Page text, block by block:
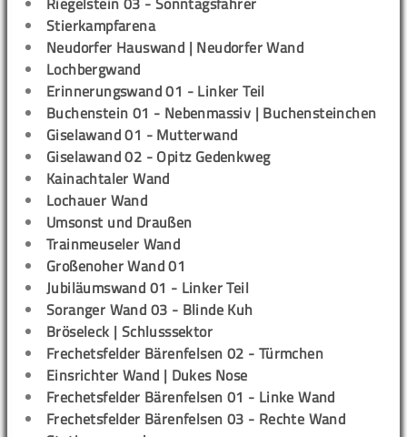
Stierkampfarena
Neudorfer Hauswand | Neudorfer Wand
Lochbergwand
Erinnerungswand 01 - Linker Teil
Buchenstein 01 - Nebenmassiv | Buchensteinchen
Giselawand 01 - Mutterwand
Giselawand 02 - Opitz Gedenkweg
Kainachtaler Wand
Lochauer Wand
Umsonst und Draußen
Trainmeuseler Wand
Großenoher Wand 01
Jubiläumswand 01 - Linker Teil
Soranger Wand 03 - Blinde Kuh
Bröseleck | Schlusssektor
Frechetsfelder Bärenfelsen 02 - Türmchen
Einsrichter Wand | Dukes Nose
Frechetsfelder Bärenfelsen 01 - Linke Wand
Frechetsfelder Bärenfelsen 03 - Rechte Wand